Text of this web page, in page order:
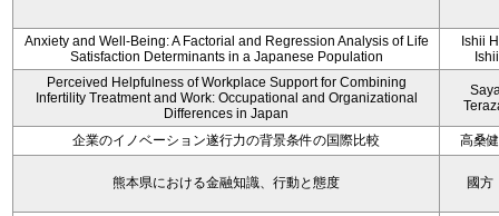
Anxiety and Well-Being: A Factorial and Regression Analysis of Life
Satisfaction Determinants in a Japanese Population
Ishii
Perceived Helpfulness of Workplace Support for Combining
Infertility Treatment and Work: Occupational and Organizational
Differences in Japan
企業のイノベーション遂行力の背景条件の国際比較 高桑
熊本県における金融知識、行動と態度 國